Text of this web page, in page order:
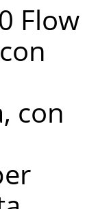
Flow
con